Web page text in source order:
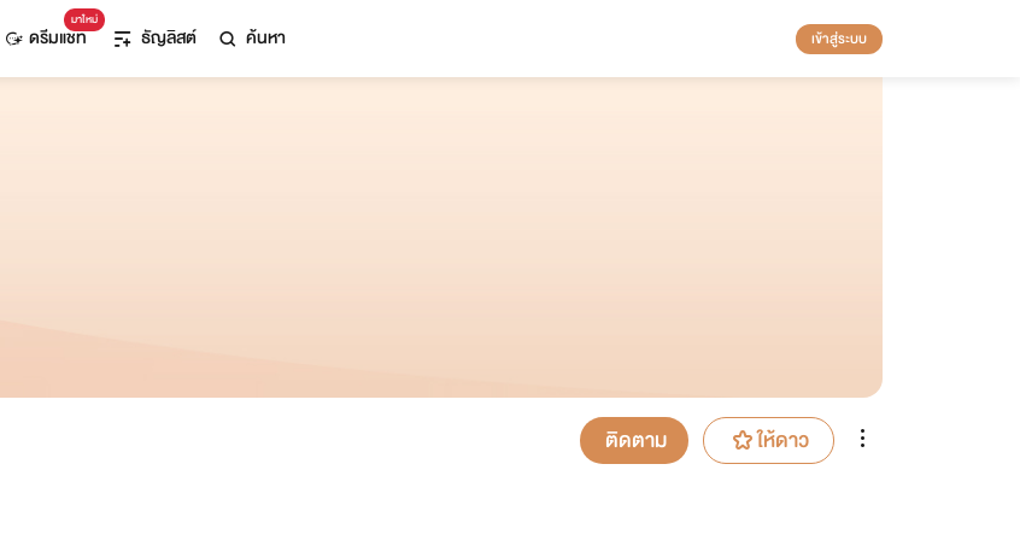
มาใหม่
ดรีมแชท ธัญลิสต์ ค้นหา เข้าสู่ระบบ
ติดตาม ให้ดาว